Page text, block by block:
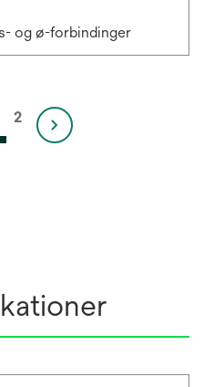
og ø-forbindinger
2